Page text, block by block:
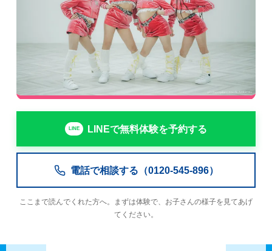
LINEで無料体験を予約する
電話で相談する（0120-545-896）
ここまで読んでくれた方へ。まずは体験で、お子さんの様子を見てあげ
てください。